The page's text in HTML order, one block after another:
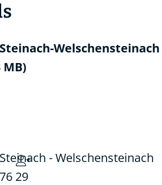
Welschensteinach
MB)
- Welschensteinach
76 29